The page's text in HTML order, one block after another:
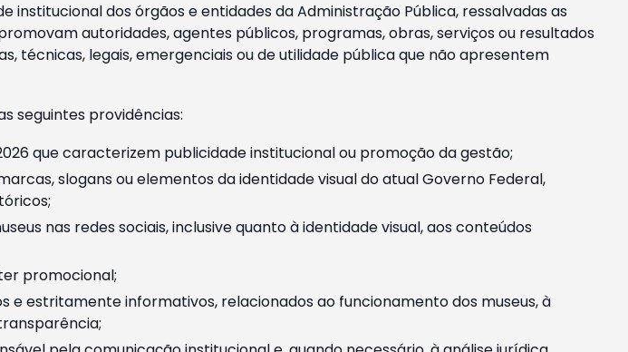
institucional dos órgãos e entidades da Administração Pública, ressalvadas as
autoridades, agentes públicos, programas, obras, serviços ou resultados
legais, emergenciais ou de utilidade pública que não apresentem
seguintes providências:
que caracterizem publicidade institucional ou promoção da gestão;
slogans ou elementos da identidade visual do atual Governo Federal,
nas redes sociais, inclusive quanto à identidade visual, aos conteúdos
promocional;
e estritamente informativos, relacionados ao funcionamento dos museus, à